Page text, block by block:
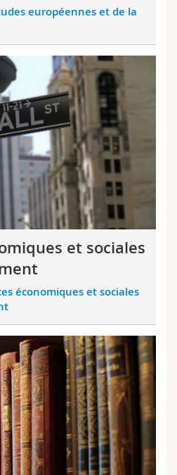
européennes et de la
et sociales
économiques et sociales